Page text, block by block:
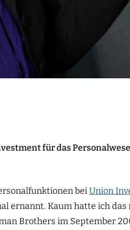
für das
beiUnion
ernannt. Kaum hatte ich
Brothers im September